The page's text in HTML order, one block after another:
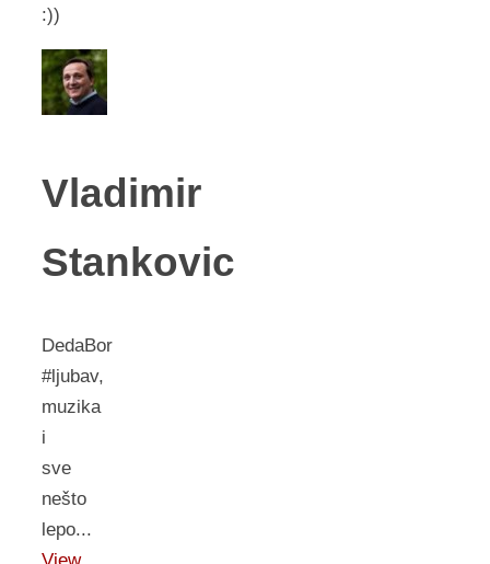
:))
Vladimir
Stankovic
DedaBor
#ljubav,
muzika
i
sve
nešto
lepo...